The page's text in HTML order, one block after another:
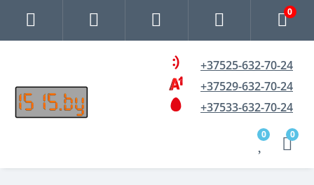
0
+37525-632-70-24
+37529-632-70-24
+37533-632-70-24
0 0